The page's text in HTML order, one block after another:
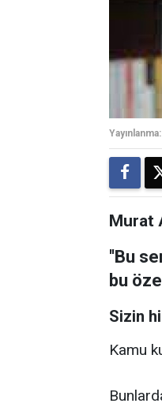
Yayınlanma:
Murat
''Bu
bu
Sizin
Kamu